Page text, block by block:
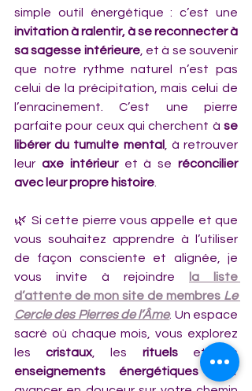
invitation à ralentir, à se reconnecter à
sa sagesse intérieure, et à se souvenir
que notre rythme naturel n’est pas
celui de la précipitation, mais celui de
l’enracinement. C’est une pierre
parfaite pour ceux qui cherchent à se
libérer du tumulte mental
, à retrouver
leur axe intérieur et à se réconcilier
avec leur propre histoire
🌿 Si cette pierre vous appelle et que
vous souhaitez apprendre à l’utiliser
de façon consciente et alignée, je
vous invite à rejoindre
la liste
d’attente de mon site de membres Le
Cercle des Pierres de l’Âme. Un espace
sacré où chaque mois, vous explorez
les cristaux, les rituels
et les
enseignements énergétiques pour